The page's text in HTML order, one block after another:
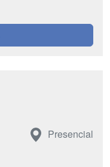
Presencial